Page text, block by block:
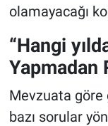
olamayacağı
“Hangi
Yapmadan
Mevzuata
bazı sorular